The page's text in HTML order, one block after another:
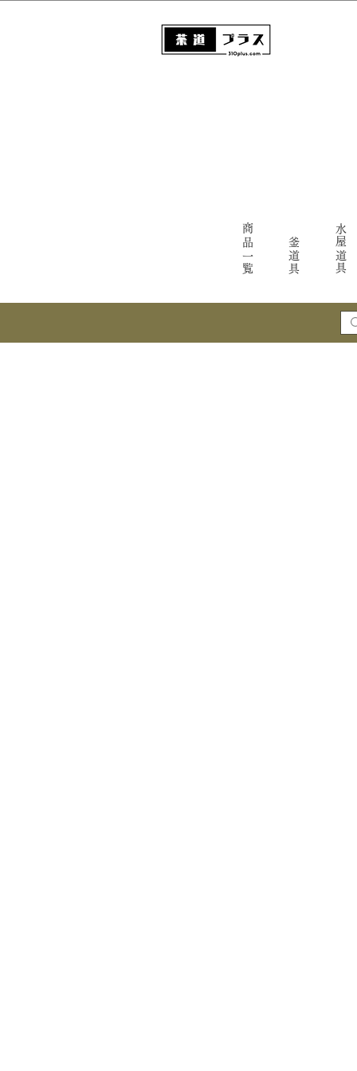
商品一覧 釜道具 水屋道具